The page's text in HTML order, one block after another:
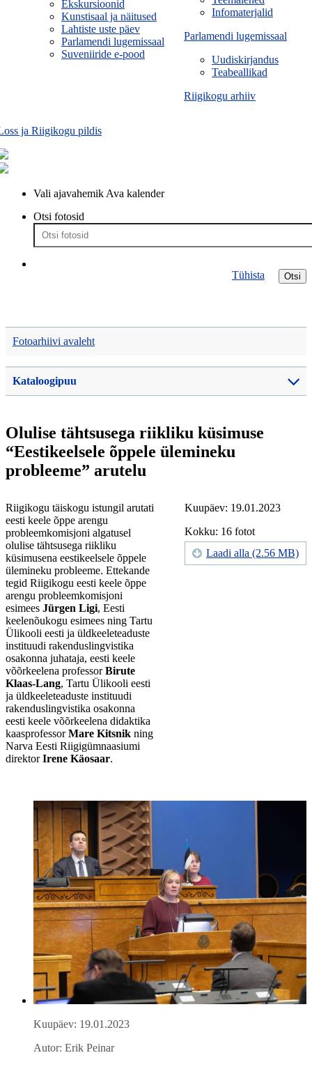
Infomaterjalid
Parlamendi lugemissaal
Uudiskirjandus
Teabeallikad
Riigikogu arhiiv
Ekskursioonid
Kunstisaal ja näitused
Lahtiste uste päev
Parlamendi lugemissaal
Suveniiride e-pood
ja Riigikogu pildis
Vali ajavahemik Ava kalender
Otsi fotosid
Otsi
Tühista
Fotoarhiivi avaleht
Kataloogipuu
Olulise tähtsusega riikliku küsimuse
“Eestikeelsele õppele ülemineku
probleeme” arutelu
Kuupäev: 19.01.2023
Kokku: 16 fotot
Laadi alla (2.56 MB)
Riigikogu täiskogu istungil arutati
eesti keele õppe arengu
probleemkomisjoni algatusel
olulise tähtsusega riikliku
küsimusena eestikeelsele õppele
ülemineku probleeme. Ettekande
tegid Riigikogu eesti keele õppe
arengu probleemkomisjoni
esimees Jürgen Ligi, Eesti
keelenõukogu esimees ning Tartu
Ülikooli eesti ja üldkeeleteaduste
instituudi rakenduslingvistika
osakonna juhataja, eesti keele
võõrkeelena professorBirute
Klaas-Lang, Tartu Ülikooli eesti
ja üldkeeleteaduste instituudi
rakenduslingvistika osakonna
eesti keele võõrkeelena didaktika
kaasprofessorMare Kitsnik ning
Narva Eesti Riigigümnaasiumi
direktorIrene Käosaar.
Kuupäev: 19.01.2023
Autor: Erik Peinar